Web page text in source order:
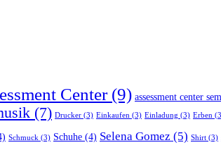
Center(9) assessment center
(7) Drucker (3) Einkaufen (3) Einladung (3) Erben
Schmuck (3) Schuhe (4) Selena Gomez (5) Shirt (3)